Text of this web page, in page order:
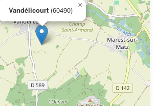
Vandélicourt (60490)
×